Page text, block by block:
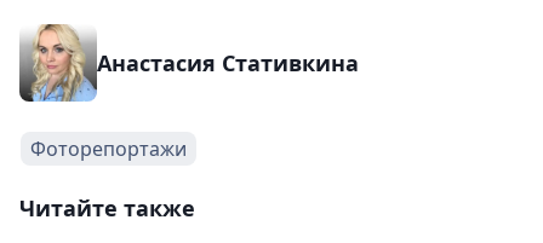
Анастасия Стативкина
Фоторепортажи
Читайте также